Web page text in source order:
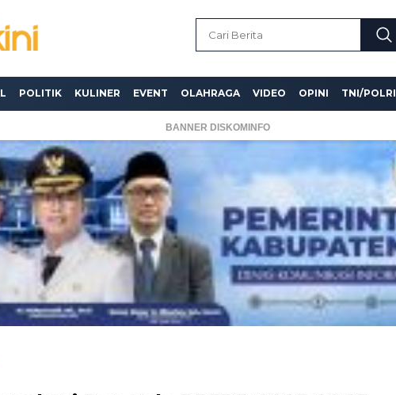
POLITIK KULINER EVENT OLAHRAGA VIDEO OPINI TNI/POLRI
BANNER DISKOMINFO